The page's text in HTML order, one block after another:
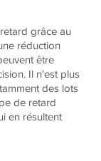
grâce au
réduction
être
Il n'est plus
des lots
de retard
en résultent